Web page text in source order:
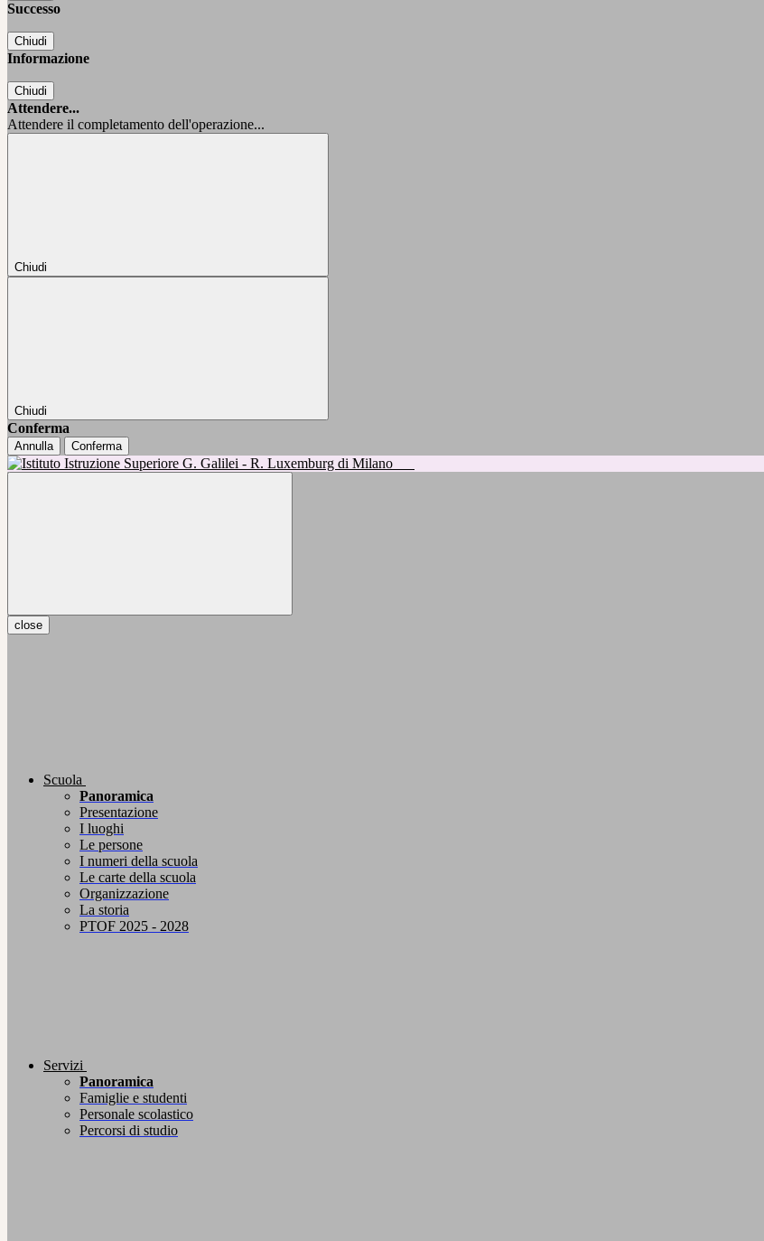
Successo
Chiudi
Informazione
Chiudi
Attendere...
Attendere il completamento dell'operazione...
Chiudi
Chiudi
Conferma
Annulla Conferma
close
Scuola
Panoramica
Presentazione
I luoghi
Le persone
I numeri della scuola
Le carte della scuola
Organizzazione
La storia
PTOF 2025 - 2028
Servizi
Panoramica
Famiglie e studenti
Personale scolastico
Percorsi di studio